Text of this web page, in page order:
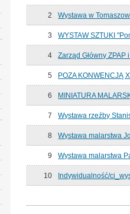
2 Wystawa w
3 WYSTAW SZTUKI
4 Zarząd Główny
5 POZA KONWENCJĄ
6 MINIATURA
7 Wystawa rzeźby
8 Wystawa malarstwa
9 Wystawa malarstwa
10 Indywidualność/